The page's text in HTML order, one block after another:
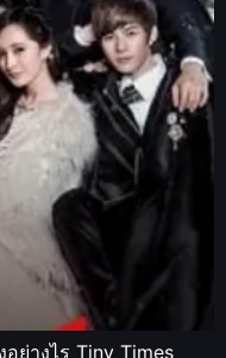
ย่างไร Tiny Times